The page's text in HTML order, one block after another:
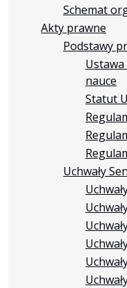
Schemat
Akty prawne
Podstawy
nauce
Statut
Uchwały